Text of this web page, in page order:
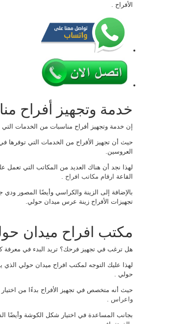
الأفراح .
خدمة وتجهيز أفراح
إن خدمة وتجهيز أفراح مناسبات من الخدمات
حيث أن تجهيز الأفراح من الخدمات التي
العروسين.
لهذا نجد أن هناك العديد من المكاتب التي تعمل
القاعة ارقام مكاتب افراح
بالإضافة إلى الزينة والكراسي وأيضًا المصور
تجهيزات الأفراح زينة عرس ميدان حولي.
مكتب افراح ميدان
هل ترغب في تجهيز فرحك؟ تريد البدء في معرفة
لهذا عليك التوجه لمكتب افراح ميدان حولي
حولي .
حيث أنه متخصص في تجهيز الأفراح بدءًا من
واعراس
بجانب المساعدة في اختيار شكل الكوشة وأيضًا